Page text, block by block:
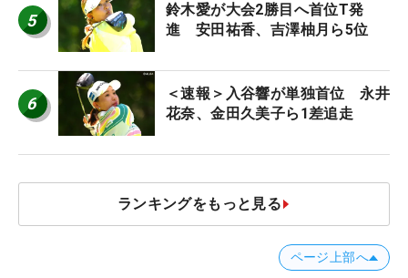
5
鈴木愛が大会2勝目へ首位T発
進 安田祐香、吉澤柚月ら5位
6
＜速報＞入谷響が単独首位 永井
花奈、金田久美子ら1差追走
ランキングをもっと見る
ページ上部へ